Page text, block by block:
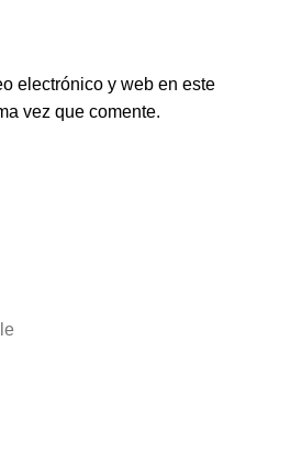
electrónico y web en este
vez que comente.